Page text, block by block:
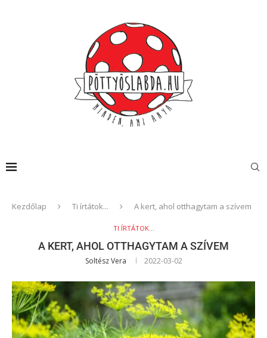
Kezdőlap Ti írtátok... A kert, ahol otthagytam a szívem
TI ÍRTÁTOK...
A KERT, AHOL OTTHAGYTAM A SZÍVEM
Soltész Vera 2022-03-02